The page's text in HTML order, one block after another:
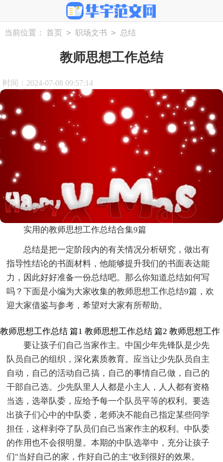
当前位置： 首页 > 职场文书 > 总结
教师思想工作总结
时间：2024-07-08 09:57:14
实用的教师思想工作总结合集9篇
总结是把一定阶段内的有关情况分析研究，做出有
指导性结论的书面材料，他能够提升我们的书面表达能
力，因此好好准备一份总结吧。那么你知道总结如何写
吗？下面是小编为大家收集的教师思想工作总结9篇，欢
迎大家借鉴与参考，希望对大家有所帮助。
教师思想工作总结 篇1
要让孩子们自己当家作主。中国少年先锋队是少先
队员自己的组织，深化素质教育。应当让少先队员自主
自动，自己的活动自己搞，自己的事情自己做，自己的
干部自己选。少先队里人人都是小主人，人人都有资格
当选，选举队委，应给予每一个队员平等的权利。要选
出孩子们心中的中队委，老师决不能自己指定某些同学
担任，这样剥夺了队员们自己当家作主的权利。中队委
的作用也不会很明显。本期的中队选举中，充分让孩子
们"当好自己的家，作好自己的主"收到很好的效果。
教师思想工作总结 篇2 教师思想工作